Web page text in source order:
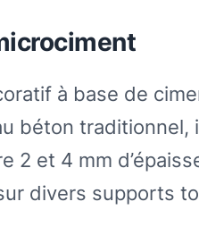
à base de
béton traditionnel,
2 et 4 mm
divers supports